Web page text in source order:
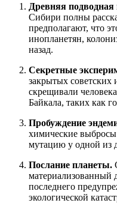
Древняя
Сибири полны
предполагают, что
инопланетян,
назад.
Секретные
закрытых советских
скрещивали
Байкала, таких как
Пробуждение
химические
мутацию у одной из
Послание планеты.
материализованный
последнего
экологической